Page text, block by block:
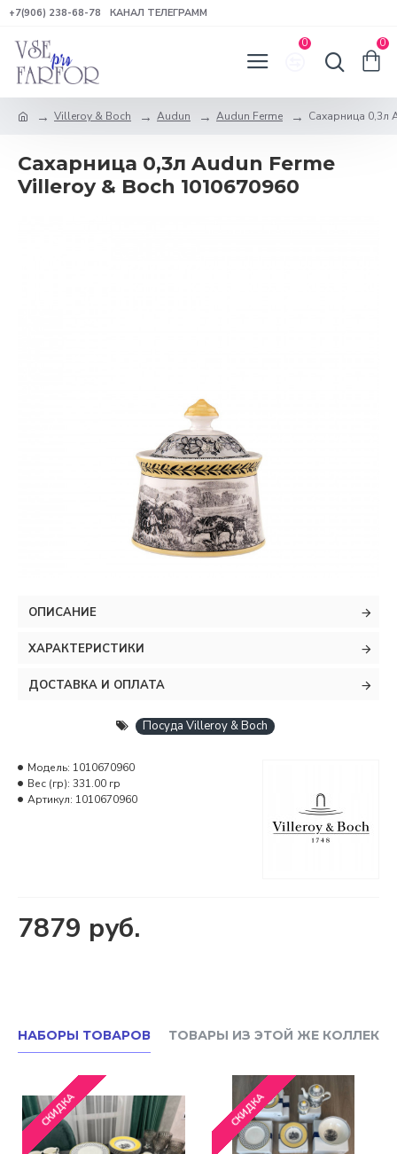
+7(906) 238-68-78 КАНАЛ ТЕЛЕГРАММ
0 0
Villeroy & Boch Audun Audun Ferme Сахарница 0,3л
Сахарница 0,3л Audun Ferme
Villeroy & Boch 1010670960
ОПИСАНИЕ
ХАРАКТЕРИСТИКИ
ДОСТАВКА И ОПЛАТА
Посуда Villeroy & Boch
7879 руб.
Модель: 1010670960
Вес (гр): 331.00 гр
Артикул: 1010670960
НАБОРЫ ТОВАРОВ ТОВАРЫ ИЗ ЭТОЙ ЖЕ
СКИДКА СКИДКА